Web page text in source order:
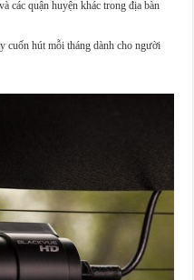
các quận huyện khác trong địa bàn
cuốn hút mỗi tháng dành cho người